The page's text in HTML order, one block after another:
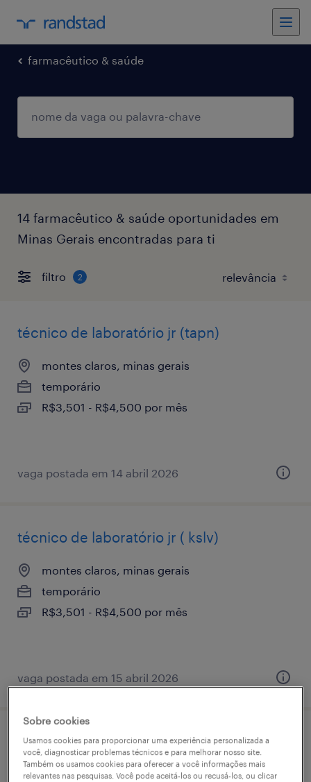
farmacêutico & saúde
14 farmacêutico & saúde oportunidades em
Minas Gerais encontradas para ti
filtro 2
técnico de laboratório jr (tapn)
montes claros, minas gerais
temporário
R$3,501 - R$4,500 por mês
vaga postada em 14 abril 2026
técnico de laboratório jr ( kslv)
montes claros, minas gerais
temporário
R$3,501 - R$4,500 por mês
vaga postada em 15 abril 2026
almoxarife
montes claros, minas gerais
Sobre cookies
Usamos cookies para proporcionar uma experiência personalizada a
você, diagnosticar problemas técnicos e para melhorar nosso site.
Também os usamos cookies para oferecer a você informações mais
relevantes nas pesquisas. Você pode aceitá-los ou recusá-los, ou clicar